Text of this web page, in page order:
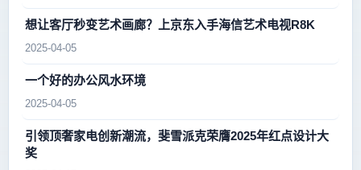
想让客厅秒变艺术画廊？上京东入手海信艺术电视R8K
2025-04-05
一个好的办公风水环境
2025-04-05
引领顶奢家电创新潮流，斐雪派克荣膺2025年红点设计大
奖